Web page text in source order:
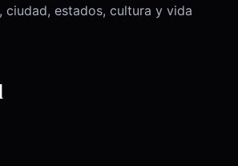
ciudad, estados, cultura y vida